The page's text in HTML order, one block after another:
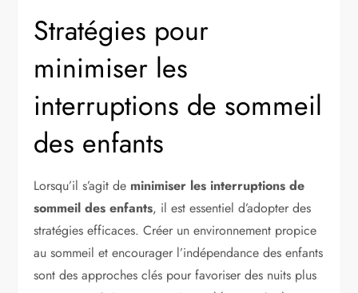
Stratégies pour
minimiser les
interruptions de sommeil
des enfants
Lorsqu’il s’agit de minimiser les interruptions de
sommeil des enfants, il est essentiel d’adopter des
stratégies efficaces. Créer un environnement propice
au sommeil et encourager l’indépendance des enfants
sont des approches clés pour favoriser des nuits plus